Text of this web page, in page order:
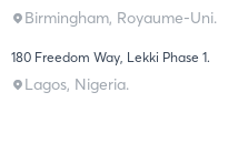
Birmingham, Royaume-Uni.
180 Freedom Way, Lekki Phase 1.
Lagos, Nigeria.